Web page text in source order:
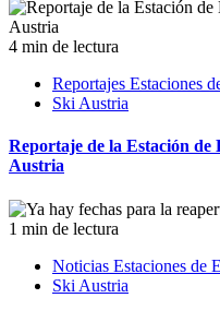
4 min de lectura
Reportajes Estaciones
Ski Austria
Reportaje de la Estación
Austria
1 min de lectura
Noticias Estaciones de
Ski Austria